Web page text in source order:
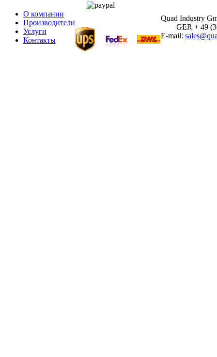
О компании
Производители
Услуги
Контакты
Quad Industry
GER + 49
E-mail: